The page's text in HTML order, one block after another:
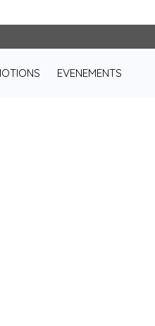
EVENEMENTS